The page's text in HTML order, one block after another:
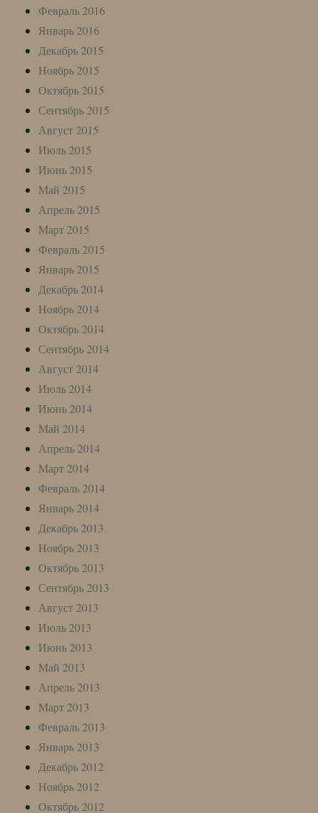
Февраль 2016
Январь 2016
Декабрь 2015
Ноябрь 2015
Октябрь 2015
Сентябрь 2015
Август 2015
Июль 2015
Июнь 2015
Май 2015
Апрель 2015
Март 2015
Февраль 2015
Январь 2015
Декабрь 2014
Ноябрь 2014
Октябрь 2014
Сентябрь 2014
Август 2014
Июль 2014
Июнь 2014
Май 2014
Апрель 2014
Март 2014
Февраль 2014
Январь 2014
Декабрь 2013
Ноябрь 2013
Октябрь 2013
Сентябрь 2013
Август 2013
Июль 2013
Июнь 2013
Май 2013
Апрель 2013
Март 2013
Февраль 2013
Январь 2013
Декабрь 2012
Ноябрь 2012
Октябрь 2012